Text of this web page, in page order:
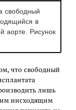
свободный
в
аорте. Рисунок
что свободный
лишь
нисходящим